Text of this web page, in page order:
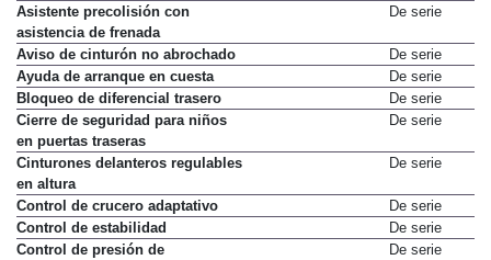
Asistente precolisión con
asistencia de frenada
De serie
Aviso de cinturón no abrochado
De serie
Ayuda de arranque en cuesta
De serie
Bloqueo de diferencial trasero
De serie
Cierre de seguridad para niños
en puertas traseras
De serie
Cinturones delanteros regulables
en altura
De serie
Control de crucero adaptativo
De serie
Control de estabilidad
De serie
Control de presión de
De serie